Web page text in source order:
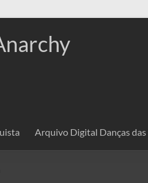
Arquivo Digital Danças das